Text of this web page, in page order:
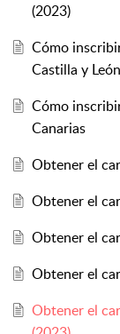
(2023)
Cómo
Castilla y León
Cómo
Canarias
Obtener el
Obtener el
Obtener el
Obtener el
Obtener el